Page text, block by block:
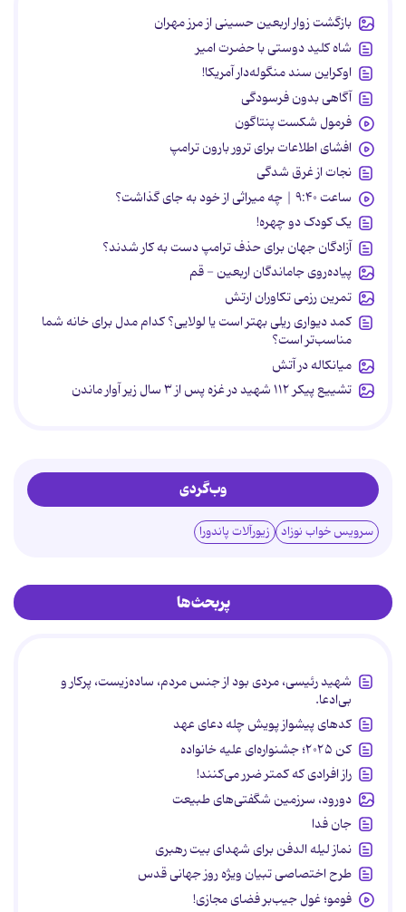
بازگشت زوار اربعین حسینی از مرز مهران
شاه کلید دوستی با حضرت امیر
اوکراین سند منگوله‌دار آمریکا!
آگاهی بدون فرسودگی
فرمول شکست پنتاگون
افشای اطلاعات برای ترور بارون ترامپ
نجات از غرق شدگی
ساعت ۹:۴۰ | چه میراثی از خود به جای گذاشت؟
یک کودک دو چهره!
آزادگان جهان برای حذف ترامپ دست به کار شدند؟
پیاده‌روی جاماندگان اربعین - قم
تمرین رزمی تکاوران ارتش
کمد دیواری ریلی بهتر است یا لولایی؟ کدام مدل برای خانه شما
مناسب‌تر است؟
میانکاله در آتش
تشییع پیکر ۱۱۲ شهید در غزه پس از ۳ سال زیر آوار ماندن
وب‌گردی
سرویس خواب نوزاد زیورآلات پاندورا
پربحث‌ها
شهید رئیسی، مردی بود از جنس مردم، ساده‌زیست، پرکار و
بی‌ادعا.
کدهای پیشواز پویش چله دعای عهد
کن ۲۰۲۵؛ جشنواره‌ای علیه خانواده
راز افرادی که کمتر ضرر می‌کنند!
دورود، سرزمین شگفتی‌های طبیعت
جان فدا
نماز لیله الدفن برای شهدای بیت رهبری
طرح اختصاصی تبیان ویژه روز جهانی قدس
فومو؛ غول جیب‌بر فضای مجازی!